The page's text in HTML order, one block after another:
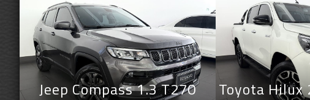
Jeep Compass 1.3 T270
Toyota Hilux